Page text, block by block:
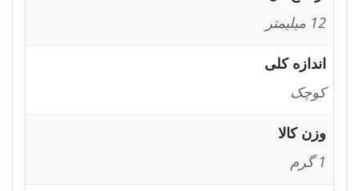
12 میلیمتر
اندازه کلی
کوچک
وزن کالا
1 گرم